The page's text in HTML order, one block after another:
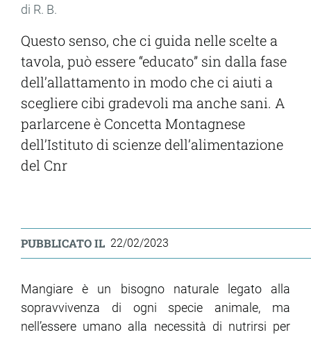
di R. B.
Questo senso, che ci guida nelle scelte a
tavola, può essere “educato” sin dalla fase
dell’allattamento in modo che ci aiuti a
scegliere cibi gradevoli ma anche sani. A
parlarcene è Concetta Montagnese
dell’Istituto di scienze dell’alimentazione
del Cnr
PUBBLICATO IL 22/02/2023
Mangiare è un bisogno naturale legato alla
sopravvivenza di ogni specie animale, ma
nell’essere umano alla necessità di nutrirsi per